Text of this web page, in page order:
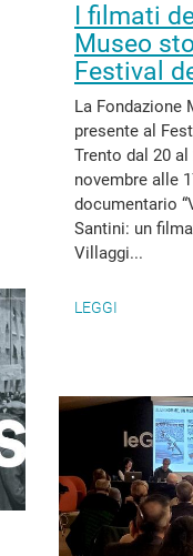
I filmati
Museo
Festival
La Fondazione
presente al
Trento dal 20 al
novembre alle
documentario
Santini: un
Villaggi...
LEGGI